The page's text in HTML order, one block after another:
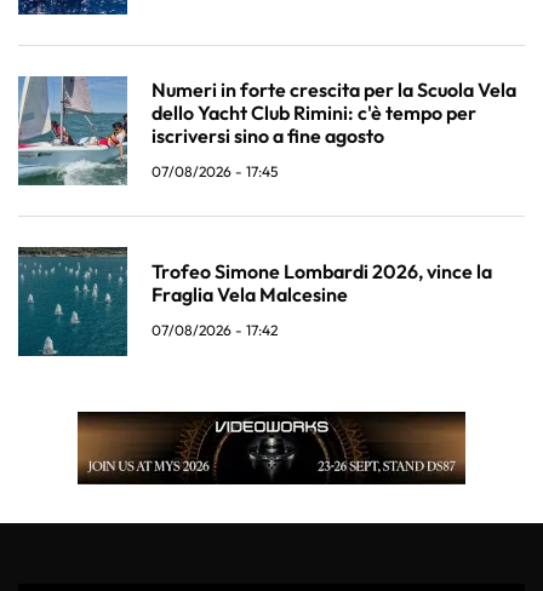
Numeri in forte crescita per la Scuola Vela
dello Yacht Club Rimini: c'è tempo per
iscriversi sino a fine agosto
07/08/2026 - 17:45
Trofeo Simone Lombardi 2026, vince la
Fraglia Vela Malcesine
07/08/2026 - 17:42